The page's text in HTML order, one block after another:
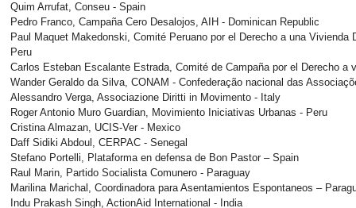
Quim Arrufat, Conseu - Spain
Pedro Franco, Campaña Cero Desalojos, AIH - Dominican Republic
Paul Maquet Makedonski, Comité Peruano por el Derecho a una
Peru
Carlos Esteban Escalante Estrada, Comité de Campaña por el Derecho a
Wander Geraldo da Silva, CONAM - Confederação nacional das
Alessandro Verga, Associazione Diritti in Movimento - Italy
Roger Antonio Muro Guardian, Movimiento Iniciativas Urbanas - Peru
Cristina Almazan, UCIS-Ver - Mexico
Daff Sidiki Abdoul, CERPAC - Senegal
Stefano Portelli, Plataforma en defensa de Bon Pastor – Spain
Raul Marin, Partido Socialista Comunero - Paraguay
Marilina Marichal, Coordinadora para Asentamientos Espontaneos –
Indu Prakash Singh, ActionAid International - India